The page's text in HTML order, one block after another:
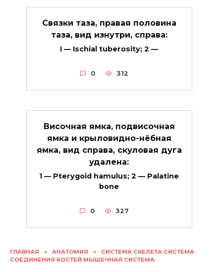
ГЛАВНАЯ » АНАТОМИЯ »
СИСТЕМА СКЕЛЕТА СИСТЕМА
СОЕДИНЕНИЯ КОСТЕЙ МЫШЕЧНАЯ СИСТЕМА
Связки таза, правая половина
таза, вид изнутри, справа:
I — Ischial tuberosity; 2 —
0 312
Височная ямка, подвисочная
ямка и крыловидно-нёбная
ямка, вид справа, скуловая дуга
удалена:
1 — Pterygoid hamulus; 2 — Palatine
bone
0 327